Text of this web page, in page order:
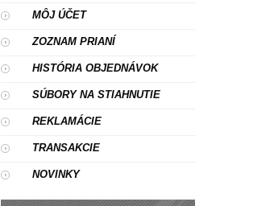
MÔJ ÚČET
ZOZNAM PRIANÍ
HISTÓRIA OBJEDNÁVOK
SÚBORY NA STIAHNUTIE
REKLAMÁCIE
TRANSAKCIE
NOVINKY